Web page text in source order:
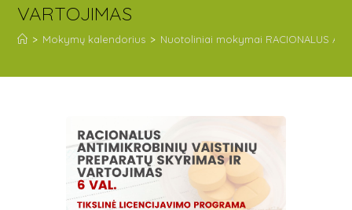
VARTOJIMAS
> Mokymų kalendorius > Nuotoliniai mokymai RACIONALUS